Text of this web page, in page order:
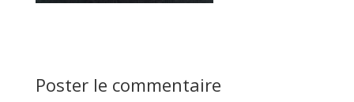
Poster le commentaire